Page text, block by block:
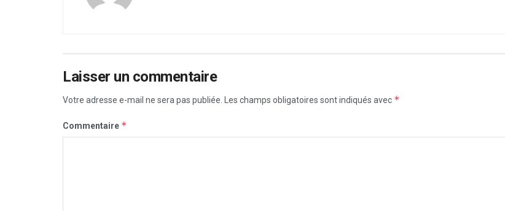
Laisser un commentaire
Votre adresse e-mail ne sera pas publiée. Les champs obligatoires sont indiqués avec *
Commentaire *